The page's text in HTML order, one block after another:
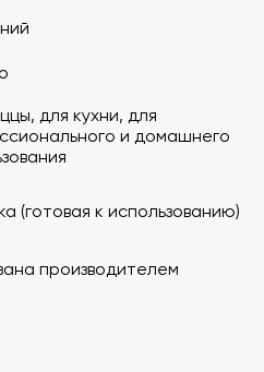
для кухни, для
и домашнего
(готовая к использованию)
производителем